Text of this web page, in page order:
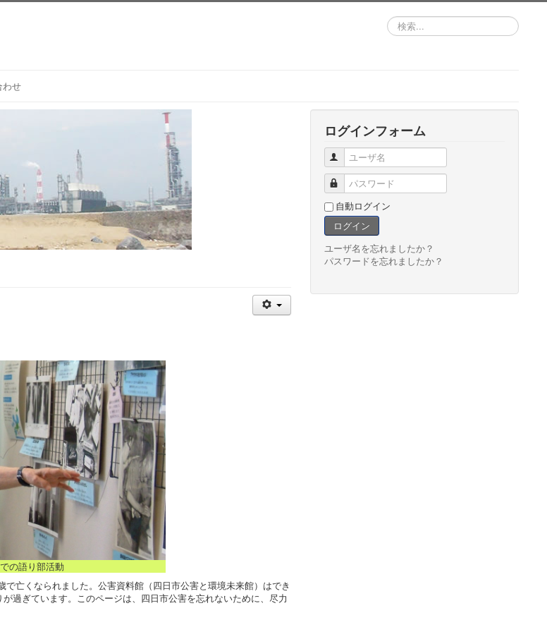
検
索...
わせ
の語り部活動
亡くなられました。公害資料館（四日市公害と環境未来館）はでき
過ぎています。このページは、四日市公害を忘れないために、尽力
ログインフォーム
ユーザ名
パスワード
自動ログイン
ログイン
ユーザ名を忘れましたか？
パスワードを忘れましたか？